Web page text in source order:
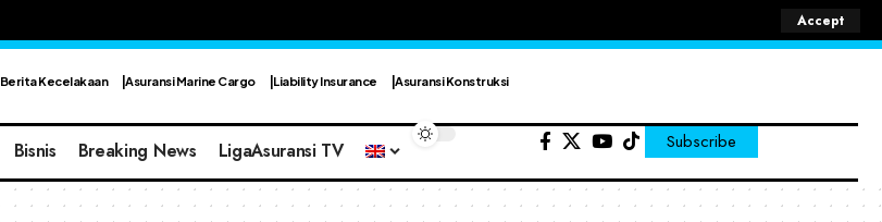
Accept
Berita Kecelakaan Asuransi Marine Cargo Liability Insurance Asuransi Konstruksi
Bisnis Breaking News LigaAsuransi TV Subscribe